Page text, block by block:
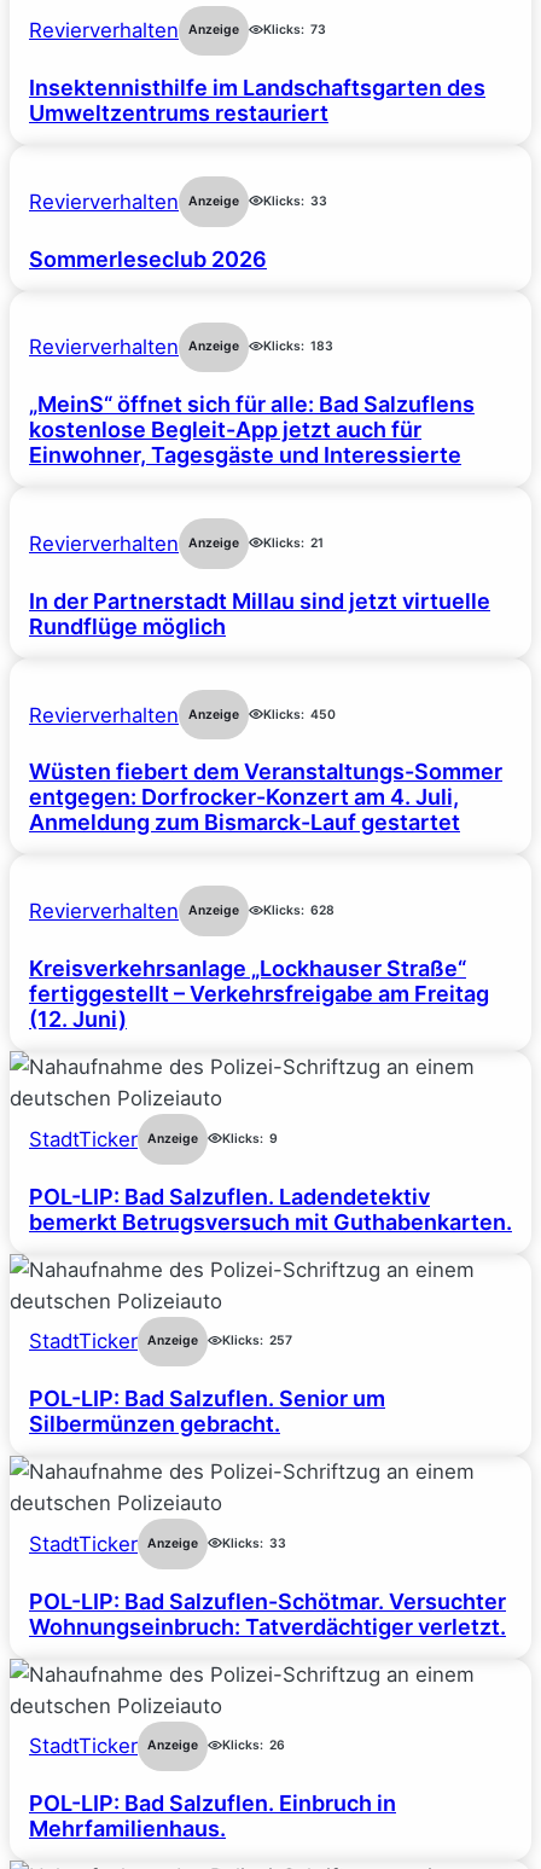
Revierverhalten Anzeige Klicks: 73
Insektennisthilfe im Landschaftsgarten des
Umweltzentrums restauriert
Revierverhalten Anzeige Klicks: 33
Sommerleseclub 2026
Revierverhalten Anzeige Klicks: 183
„MeinS“ öffnet sich für alle: Bad Salzuflens
kostenlose Begleit-App jetzt auch für
Einwohner, Tagesgäste und Interessierte
Revierverhalten Anzeige Klicks: 21
In der Partnerstadt Millau sind jetzt virtuelle
Rundflüge möglich
Revierverhalten Anzeige Klicks: 450
Wüsten fiebert dem Veranstaltungs-Sommer
entgegen: Dorfrocker-Konzert am 4. Juli,
Anmeldung zum Bismarck-Lauf gestartet
Revierverhalten Anzeige Klicks: 628
Kreisverkehrsanlage „Lockhauser Straße“
fertiggestellt – Verkehrsfreigabe am Freitag
(12. Juni)
StadtTicker Anzeige Klicks: 9
POL-LIP: Bad Salzuflen. Ladendetektiv
bemerkt Betrugsversuch mit Guthabenkarten.
StadtTicker Anzeige Klicks: 257
POL-LIP: Bad Salzuflen. Senior um
Silbermünzen gebracht.
StadtTicker Anzeige Klicks: 33
POL-LIP: Bad Salzuflen-Schötmar. Versuchter
Wohnungseinbruch: Tatverdächtiger verletzt.
StadtTicker Anzeige Klicks: 26
POL-LIP: Bad Salzuflen. Einbruch in
Mehrfamilienhaus.